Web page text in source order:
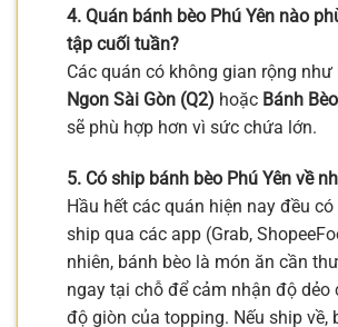
4. Quán bánh bèo Phú Yên nào
tập cuối tuần?
Các quán có không gian rộng như
Ngon Sài Gòn (Q2) hoặc Bánh
sẽ phù hợp hơn vì sức chứa lớn.
5. Có ship bánh bèo Phú Yên về
Hầu hết các quán hiện nay đều
ship qua các app (Grab,
nhiên, bánh bèo là món ăn cần
ngay tại chỗ để cảm nhận độ dẻo
độ giòn của topping. Nếu ship về,